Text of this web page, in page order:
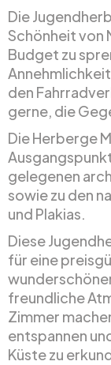
Die
Schönheit von
Budget zu
den
gerne, die
Die Herberge
gelegenen
sowie zu den
und Plakias.
Diese
für eine
freundliche
Zimmer
entspannen
Küste zu